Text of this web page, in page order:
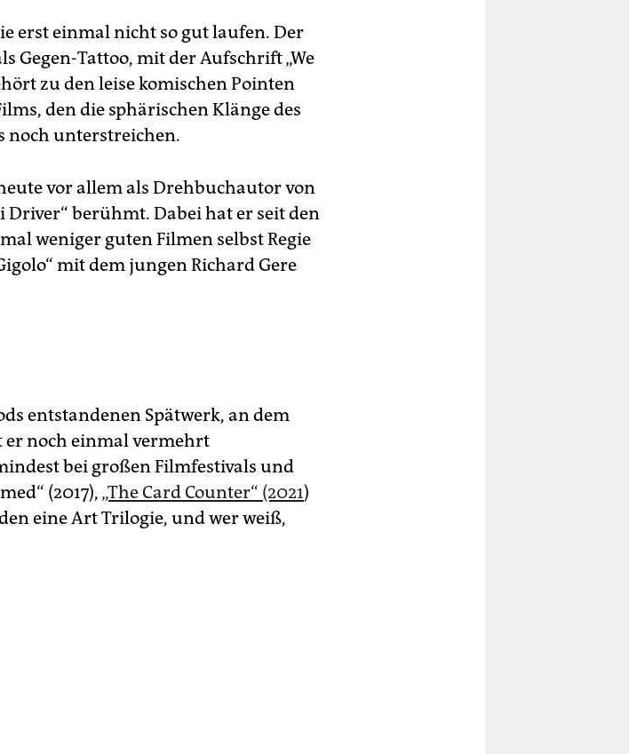
erst einmal nicht so gut laufen. Der
Gegen-Tattoo, mit der Aufschrift „We
zu den leise komischen Pointen
den die sphärischen Klänge des
noch unterstreichen.
vor allem als Drehbuchautor von
Driver“ berühmt. Dabei hat er seit den
weniger guten Filmen selbst Regie
mit dem jungen Richard Gere
entstandenen Spätwerk, an dem
er noch einmal vermehrt
bei großen Filmfestivals und
(2017), „The Card Counter“ (2021)
eine Art Trilogie, und wer weiß,